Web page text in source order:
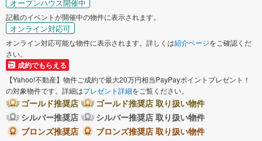
オープンハウス開催中
記載のイベントが開催中の物件に表示されます。
オンライン対応可
オンライン対応可能な物件に表示されます。詳しくは紹介ページをご確認くだ
さい。
成約でもらえる
【Yahoo!不動産】物件ご成約で最大20万円相当PayPayポイントプレゼント！
の対象物件です。詳細はプレゼント詳細をご覧ください。
ゴールド推奨店
ゴールド推奨店 取り扱い物件
シルバー推奨店
シルバー推奨店 取り扱い物件
ブロンズ推奨店
ブロンズ推奨店 取り扱い物件